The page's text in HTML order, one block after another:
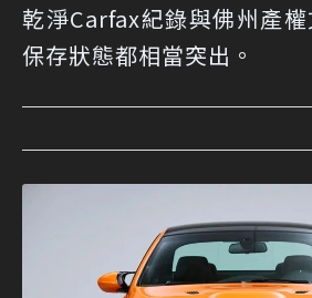
乾淨Carfax紀錄與佛州產
保存狀態都相當突出。